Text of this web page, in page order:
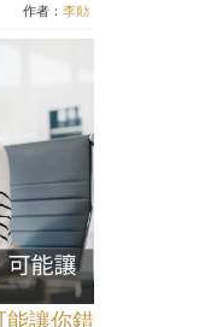
作者：李勛
能讓你錯